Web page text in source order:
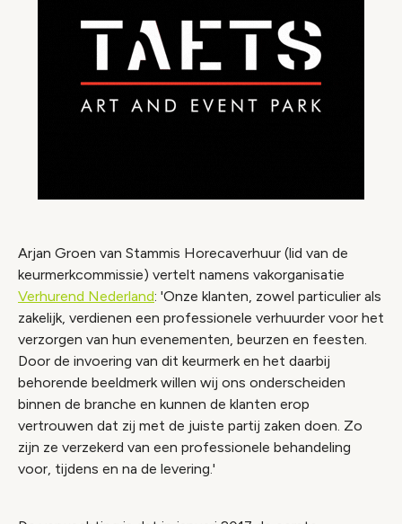
Arjan Groen van Stammis Horecaverhuur (lid van de
keurmerkcommissie) vertelt namens vakorganisatie
Verhurend Nederland: 'Onze klanten, zowel particulier als
zakelijk, verdienen een professionele verhuurder voor het
verzorgen van hun evenementen, beurzen en feesten.
Door de invoering van dit keurmerk en het daarbij
behorende beeldmerk willen wij ons onderscheiden
binnen de branche en kunnen de klanten erop
vertrouwen dat zij met de juiste partij zaken doen. Zo
zijn ze verzekerd van een professionele behandeling
voor, tijdens en na de levering.'